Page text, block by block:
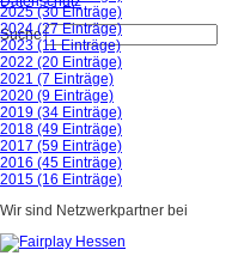
Suche
2025 (30 Einträge)
2024 (27 Einträge)
2023 (11 Einträge)
2022 (20 Einträge)
2021 (7 Einträge)
2020 (9 Einträge)
2019 (34 Einträge)
2018 (49 Einträge)
2017 (59 Einträge)
2016 (45 Einträge)
2015 (16 Einträge)
Wir sind Netzwerkpartner bei